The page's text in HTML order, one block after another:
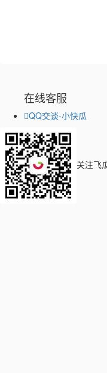
在线客服
QQ交谈-小快瓜
关注飞